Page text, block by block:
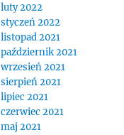
luty 2022
styczeń 2022
listopad 2021
październik 2021
wrzesień 2021
sierpień 2021
lipiec 2021
czerwiec 2021
maj 2021